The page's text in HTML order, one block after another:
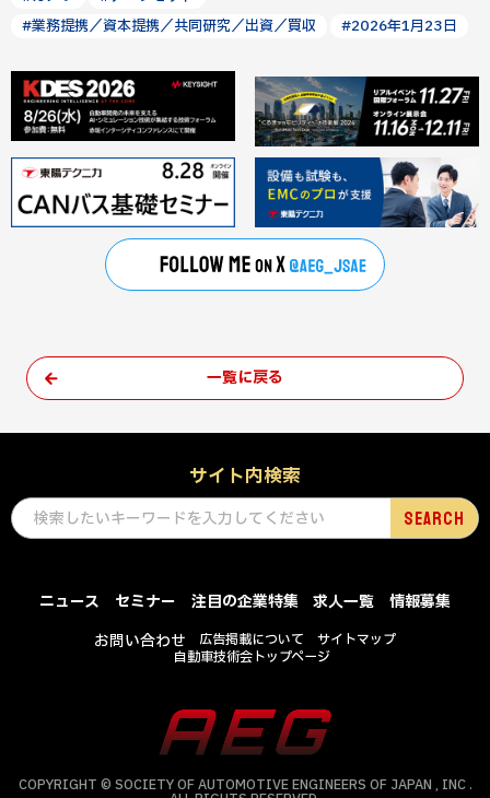
#業務提携／資本提携／共同研究／出資／買収
#2026年1月23日
一覧に戻る
サイト内検索
ニュース セミナー 注目の企業特集 求人一覧
情報募集
お問い合わせ
広告掲載について
サイトマップ
自動車技術会トップページ
COPYRIGHT © SOCIETY OF AUTOMOTIVE ENGINEERS OF JAPAN , INC .